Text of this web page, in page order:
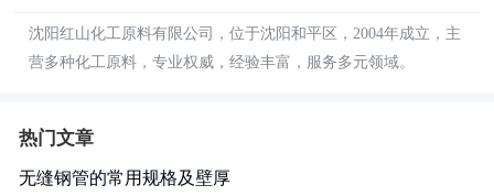
沈阳红山化工原料有限公司，位于沈阳和平区，2004年成立，主
营多种化工原料，专业权威，经验丰富，服务多元领域。
热门文章
无缝钢管的常用规格及壁厚